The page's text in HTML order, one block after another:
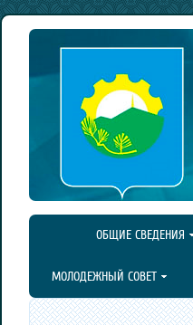
ОБЩИЕ СВЕДЕНИЯ
МОЛОДЕЖНЫЙ СОВЕТ